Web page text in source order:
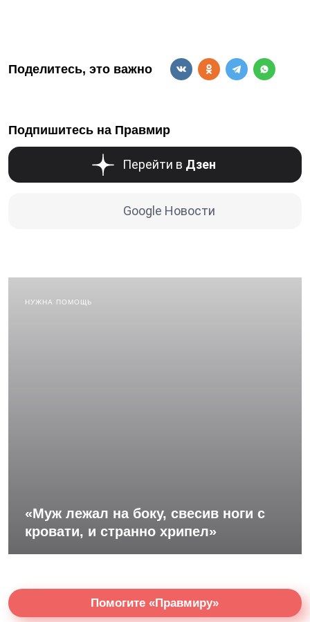
Поделитесь, это важно
Подпишитесь на Правмир
Перейти в Дзен
Google Новости
НУЖНА ПОМОЩЬ
«Муж лежал на боку, свесив ноги с
кровати, и странно хрипел»
Помогите «Правмиру»